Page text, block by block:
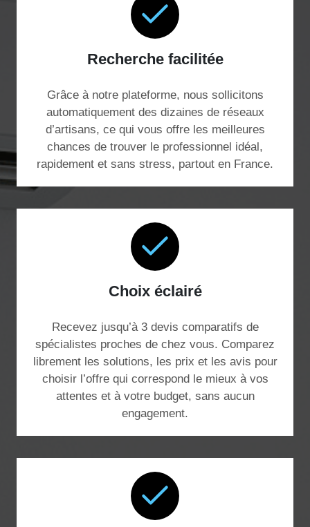
Recherche facilitée
Grâce à notre plateforme, nous sollicitons
automatiquement des dizaines de réseaux
d’artisans, ce qui vous offre les meilleures
chances de trouver le professionnel idéal,
rapidement et sans stress, partout en France.
Choix éclairé
Recevez jusqu’à 3 devis comparatifs de
spécialistes proches de chez vous. Comparez
librement les solutions, les prix et les avis pour
choisir l’offre qui correspond le mieux à vos
attentes et à votre budget, sans aucun
engagement.